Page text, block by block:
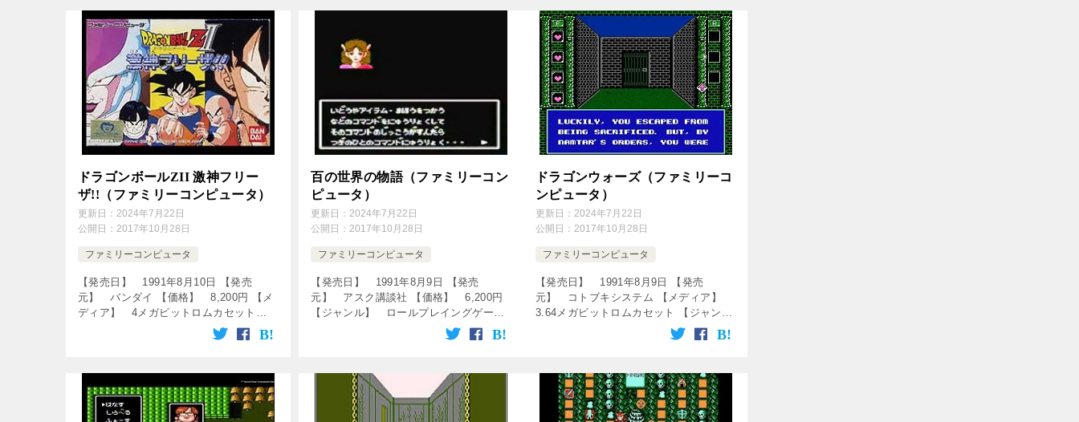
ドラゴンボールZII 激神フリー
ザ!!（ファミリーコンピュータ）
更新日： 2024年7月22日
公開日： 2017年10月28日
ファミリーコンピュータ
【発売日】 1991年8月10日 【発売
元】 バンダイ 【価格】 8,200円 【メ
ディア】 4メガビットロムカセット
【ジャンル】 ロールプレイングゲーム
【プロデューサー】 バンダイ 【ディレ
百の世界の物語（ファミリーコン
ピュータ）
更新日： 2024年7月22日
公開日： 2017年10月28日
ファミリーコンピュータ
【発売日】 1991年8月9日 【発売
元】 アスク講談社 【価格】 6,200円
【ジャンル】 ロールプレイングゲーム
【ディレクター】 高瀬俊一 【プログラ
ム】 MASAHIRO.A 【グラフィック・
ドラゴンウォーズ（ファミリーコ
ンピュータ）
更新日： 2024年7月22日
公開日： 2017年10月28日
ファミリーコンピュータ
【発売日】 1991年8月9日 【発売
元】 コトブキシステム 【メディア】
3.64メガビットロムカセット 【ジャン
ル】 ロールプレイングゲーム ↓の動画
をクリック！動画を楽しめます♪ ドラゴ